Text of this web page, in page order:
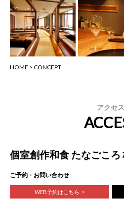
HOME > CONCEPT
アクセス
個室創作和食 たなごころ
ご予約・お問い合わせ
WEB予約はこちら